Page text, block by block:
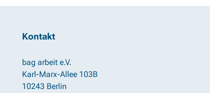
Kontakt
bag arbeit e.V.
Karl-Marx-Allee 103B
10243 Berlin